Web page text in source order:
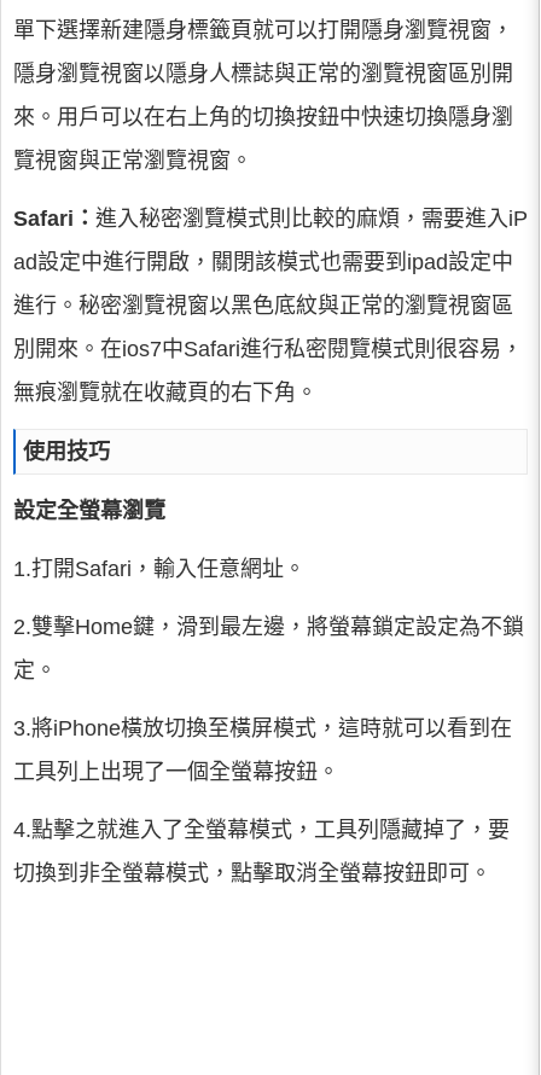
單下選擇新建隱身標籤頁就可以打開隱身瀏覽視窗，
隱身瀏覽視窗以隱身人標誌與正常的瀏覽視窗區別開
來。用戶可以在右上角的切換按鈕中快速切換隱身瀏
覽視窗與正常瀏覽視窗。
Safari： 進入秘密瀏覽模式則比較的麻煩，需要進入iP
ad設定中進行開啟，關閉該模式也需要到ipad設定中
進行。秘密瀏覽視窗以黑色底紋與正常的瀏覽視窗區
別開來。在ios7中Safari進行私密閱覽模式則很容易，
無痕瀏覽就在收藏頁的右下角。
使用技巧
設定全螢幕瀏覽
1.打開Safari，輸入任意網址。
2.雙擊Home鍵，滑到最左邊，將螢幕鎖定設定為不鎖
定。
3.將iPhone橫放切換至橫屏模式，這時就可以看到在
工具列上出現了一個全螢幕按鈕。
4.點擊之就進入了全螢幕模式，工具列隱藏掉了，要
切換到非全螢幕模式，點擊取消全螢幕按鈕即可。